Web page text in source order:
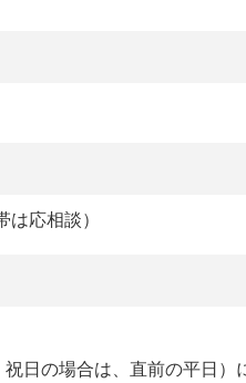
応相談）
日の場合は、直前の平日）